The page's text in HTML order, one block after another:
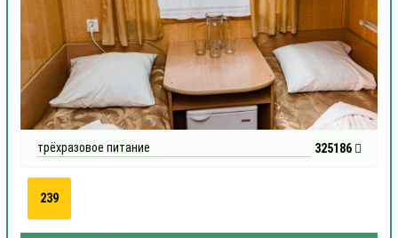
трёхразовое питание 325186
239